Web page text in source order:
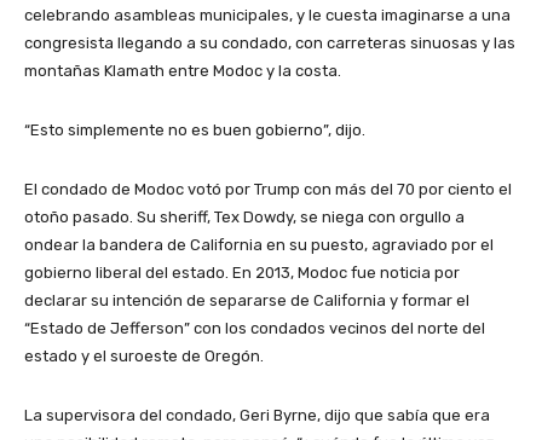
celebrando asambleas municipales, y le cuesta imaginarse a una
congresista llegando a su condado, con carreteras sinuosas y las
montañas Klamath entre Modoc y la costa.
“Esto simplemente no es buen gobierno”, dijo.
El condado de Modoc votó por Trump con más del 70 por ciento el
otoño pasado. Su sheriff, Tex Dowdy, se niega con orgullo a
ondear la bandera de California en su puesto, agraviado por el
gobierno liberal del estado. En 2013, Modoc fue noticia por
declarar su intención de separarse de California y formar el
“Estado de Jefferson” con los condados vecinos del norte del
estado y el suroeste de Oregón.
La supervisora ​​del condado, Geri Byrne, dijo que sabía que era